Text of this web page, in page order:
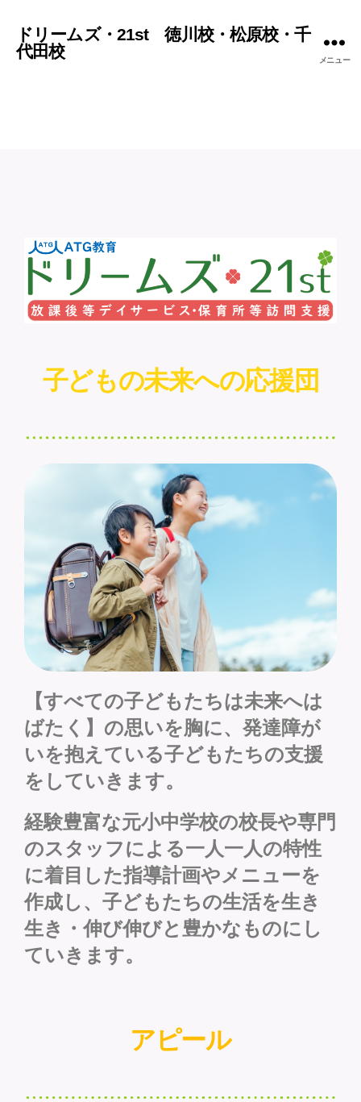
ドリームズ・21st 徳川校・松原校・千
代田校
メニュー
子どもの未来への応援団
【すべての子どもたちは未来へは
ばたく】の思いを胸に、発達障が
いを抱えている子どもたちの支援
をしていきます。
経験豊富な元小中学校の校長や専門
のスタッフによる一人一人の特性
に着目した指導計画やメニューを
作成し、子どもたちの生活を生き
生き・伸び伸びと豊かなものにし
ていきます。
アピール